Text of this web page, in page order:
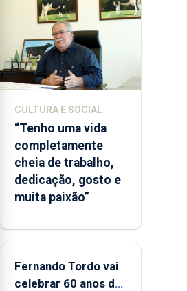
terceira
desde
o
início
da
época
balnear
CULTURA E SOCIAL
“Tenho uma vida
completamente
cheia de trabalho,
dedicação, gosto e
muita paixão”
Fernando Tordo vai
celebrar 60 anos de